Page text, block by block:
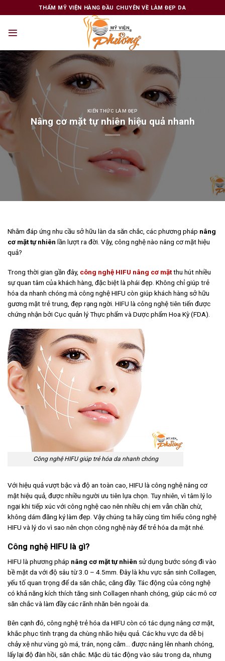
to
THẨM MỸ VIỆN HÀNG ĐẦU CHUYÊN VỀ LÀM ĐẸP DA
KIẾN THỨC LÀM ĐẸP
Nâng cơ mặt tự nhiên hiệu quả nhanh
Nhằm đáp ứng nhu cầu sở hữu làn da săn chắc, các phương pháp nâng
cơ mặt tự nhiên lần lượt ra đời. Vậy, công nghệ nào nâng cơ mặt hiệu
quả?
Trong thời gian gần đây, công nghệ HIFU nâng cơ mặtthu hút nhiều
sự quan tâm của khách hàng, đặc biệt là phái đẹp. Không chỉ giúp trẻ
hóa da nhanh chóng mà công nghệ HIFU còn giúp khách hàng sở hữu
gương mặt trẻ trung, đẹp rạng ngời. HIFU là công nghệ tiên tiến được
chứng nhận bởi Cục quản lý Thực phẩm và Dược phẩm Hoa Kỳ (FDA).
Công nghệ HIFU giúp trẻ hóa da nhanh chóng
Với hiệu quả vượt bậc và độ an toàn cao, HIFU là công nghệ nâng cơ
mặt hiệu quả, được nhiều người ưu tiên lựa chọn. Tuy nhiên, vì tâm lý lo
ngại khi tiếp xúc với công nghệ cao nên nhiều chị em vẫn chần chừ,
không dám đăng ký làm đẹp. Vậy chúng ta hãy cùng tìm hiểu công nghệ
HIFU và lý do vì sao nên chọn công nghệ này để trẻ hóa da mặt nhé.
Công nghệ HIFU là gì?
HIFU là phương pháp nâng cơ mặt tự nhiên sử dụng bước sóng đi vào
bề mặt da với độ sâu từ 3.0 – 4.5mm. Đây là khu vực sản sinh Collagen,
yếu tố quan trọng để da săn chắc, căng đầy. Tác động của công nghệ
có khả năng kích thích tăng sinh Collagen nhanh chóng, giúp các mô cơ
săn chắc và làm đầy các rãnh nhăn bên ngoài da.
Bên cạnh đó, công nghệ trẻ hóa da HIFU còn có tác dụng nâng cơ mặt,
khắc phục tình trạng da chùng nhão hiệu quả. Các khu vực da dễ bị
chảy xệ như vùng gò má, trán, nọng cằm… được nâng lên nhanh chóng,
lấy lại độ đàn hồi, săn chắc. Mặc dù tác động vào sâu trong da, nhưng